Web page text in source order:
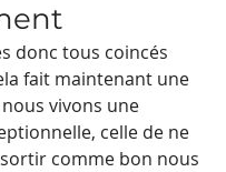
donc tous coincés
fait maintenant une
vivons une
celle de ne
comme bon nous